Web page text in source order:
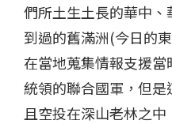
們所土生土長的華中
到過的舊滿洲(今日的
在當地蒐集情報支援
統領的聯合國軍，但
且空投在深山老林之